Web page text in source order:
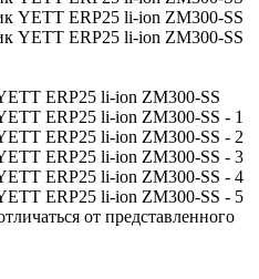
от представленного